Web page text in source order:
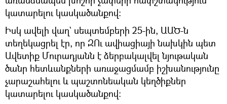
կատարելու կասկածանքով։
Իսկ ավելի վաղ` սեպտեմբերի 25-ին, ԱԱԾ-ն
տեղեկացրել էր, որ ԶՈւ ավիացիայի նախկին պետ
Ավետիք Մուրադյանն է ձերբակալվել նյութական
ծանր հետևանքների առաջացմամբ իշխանությունը
չարաշահելու և պաշտոնեական կեղծիքներ
կատարելու կասկածանքով։